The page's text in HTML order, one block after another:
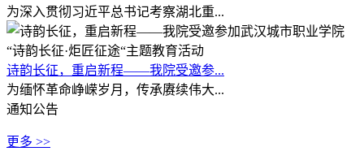
为深入贯彻习近平总书记考察湖北重...
诗韵长征，重启新程——我院受邀参...
为缅怀革命峥嵘岁月，传承赓续伟大...
通知公告
更多 >>